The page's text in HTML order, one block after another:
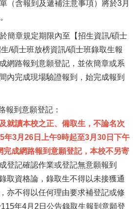
（含報到及遞補注意事項）將於3月
簡章規定期限內至【招生資訊/碩士
/碩士班放榜資訊/碩士班錄取生報
網路報到意願登記，並依簡章或系
內完成現場驗證報到，始完成報到
報到意願登記：
就讀本校之正、備取生，不論名次
年3月26日上午9時起至3月30日下午
完成網路報到意願登記，本校不另寄
登記確認作業或登記無意願報到
取資格論，錄取生不得以未接獲通
亦不得以任何理由要求補登記或修
年4月2日公告錄取生報到意願登